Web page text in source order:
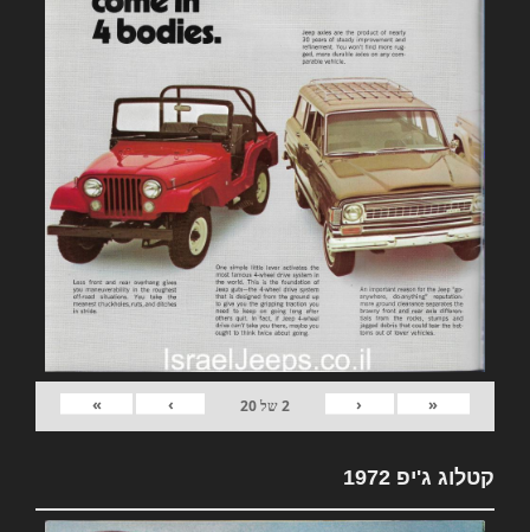
«
‹
2של20
›
»
קטלוג ג'יפ 1972